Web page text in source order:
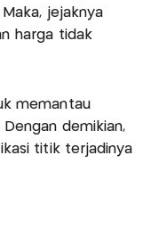
jejaknya
harga tidak
memantau
demikian,
titik terjadinya